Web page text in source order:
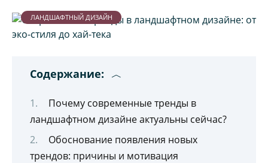
ЛАНДШАФТНЫЙ ДИЗАЙН
Содержание:
Почему современные тренды в
ландшафтном дизайне актуальны сейчас?
Обоснование появления новых
трендов: причины и мотивация